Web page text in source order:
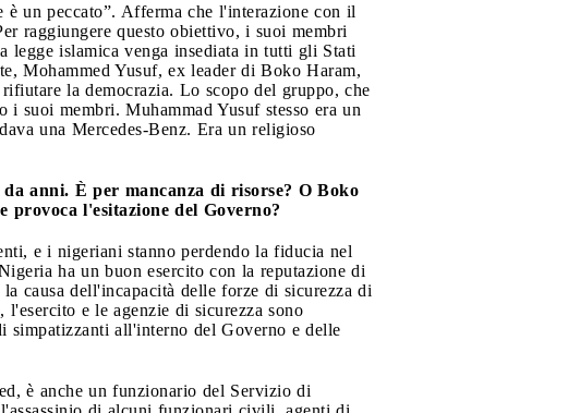
un peccato”. Afferma che l'interazione con il
raggiungere questo obiettivo, i suoi membri
legge islamica venga insediata in tutti gli Stati
Mohammed Yusuf, ex leader di Boko Haram,
la democrazia. Lo scopo del gruppo, che
suoi membri. Muhammad Yusuf stesso era un
una Mercedes-Benz. Era un religioso
anni. È per mancanza di risorse? O Boko
provoca l'esitazione del Governo?
e i nigeriani stanno perdendo la fiducia nel
ha un buon esercito con la reputazione di
causa dell'incapacità delle forze di sicurezza di
e le agenzie di sicurezza sono
simpatizzanti all'interno del Governo e delle
è anche un funzionario del Servizio di